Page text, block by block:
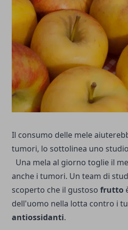
Il consumo delle mele
tumori, lo sottolinea uno
Una mela al giorno toglie il
anche i tumori. Un team di
scoperto che il gustoso frutto
dell'uomo nella lotta contro i
antiossidanti.